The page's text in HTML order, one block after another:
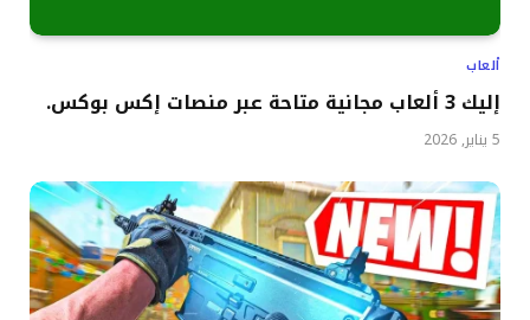
ألعاب
إليك 3 ألعاب مجانية متاحة عبر منصات إكس بوكس.
5 يناير, 2026